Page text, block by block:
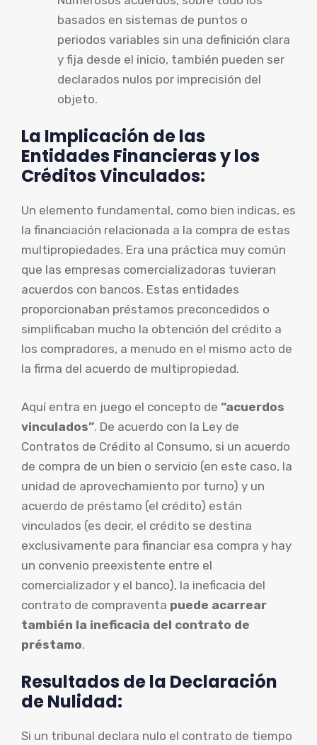
basados en sistemas de puntos o
periodos variables sin una definición clara
y fija desde el inicio, también pueden ser
declarados nulos por imprecisión del
objeto.
La Implicación de las
Entidades Financieras y los
Créditos Vinculados:
Un elemento fundamental, como bien indicas, es
la financiación relacionada a la compra de estas
multipropiedades. Era una práctica muy común
que las empresas comercializadoras tuvieran
acuerdos con bancos. Estas entidades
proporcionaban préstamos preconcedidos o
simplificaban mucho la obtención del crédito a
los compradores, a menudo en el mismo acto de
la firma del acuerdo de multipropiedad.
Aquí entra en juego el concepto de “acuerdos
vinculados”. De acuerdo con la Ley de
Contratos de Crédito al Consumo, si un acuerdo
de compra de un bien o servicio (en este caso, la
unidad de aprovechamiento por turno) y un
acuerdo de préstamo (el crédito) están
vinculados (es decir, el crédito se destina
exclusivamente para financiar esa compra y hay
un convenio preexistente entre el
comercializador y el banco), la ineficacia del
contrato de compraventa puede acarrear
también la ineficacia del contrato de
préstamo.
Resultados de la Declaración
de Nulidad:
Si un tribunal declara nulo el contrato de tiempo